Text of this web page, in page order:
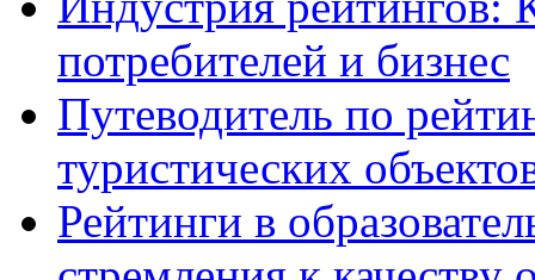
потребителей и бизнес
Путеводитель по
туристических
Рейтинги в